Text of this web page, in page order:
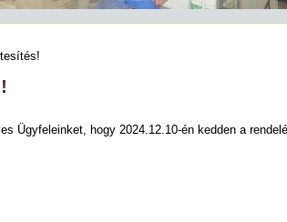
Ügyfeleinket, hogy 2024.12.10-én kedden a